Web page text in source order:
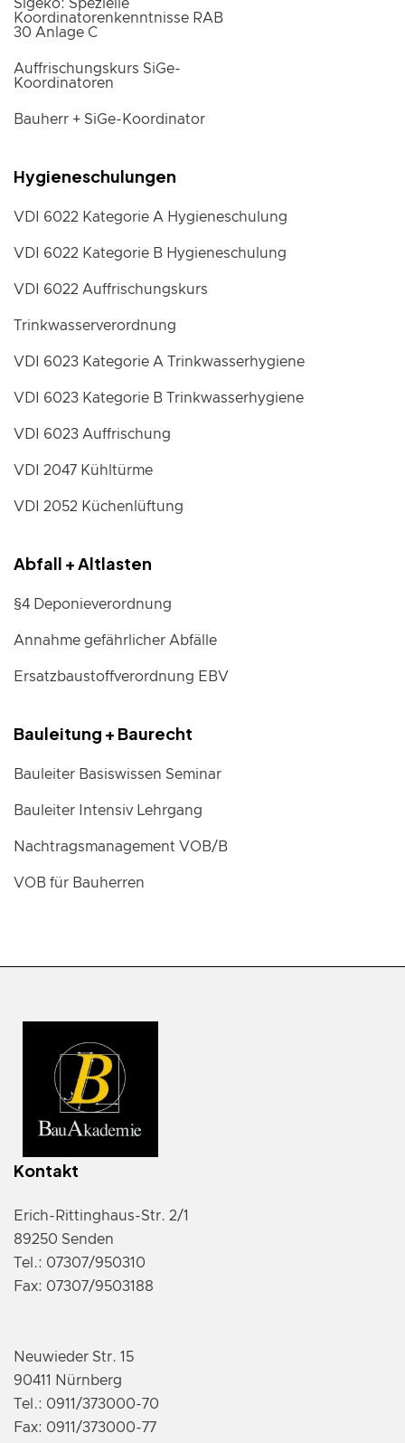
Sigeko: Spezielle
Koordinatorenkenntnisse RAB
30 Anlage C
Auffrischungskurs SiGe-
Koordinatoren
Bauherr + SiGe-Koordinator
Hygieneschulungen
VDI 6022 Kategorie A Hygieneschulung
VDI 6022 Kategorie B Hygieneschulung
VDI 6022 Auffrischungskurs
Trinkwasserverordnung
VDI 6023 Kategorie A Trinkwasserhygiene
VDI 6023 Kategorie B Trinkwasserhygiene
VDI 6023 Auffrischung
VDI 2047 Kühltürme
VDI 2052 Küchenlüftung
Abfall + Altlasten
§4 Deponieverordnung
Annahme gefährlicher Abfälle
Ersatzbaustoffverordnung EBV
Bauleitung + Baurecht
Bauleiter Basiswissen Seminar
Bauleiter Intensiv Lehrgang
Nachtragsmanagement VOB/B
VOB für Bauherren
Kontakt
Erich-Rittinghaus-Str. 2/1
89250 Senden
Tel.: 07307/950310
Fax: 07307/9503188
Neuwieder Str. 15
90411 Nürnberg
Tel.: 0911/373000-70
Fax: 0911/373000-77